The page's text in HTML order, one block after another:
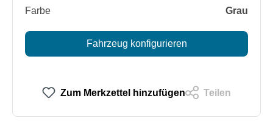
Farbe
Grau
Fahrzeug konfigurieren
Zum Merkzettel hinzufügen Teilen